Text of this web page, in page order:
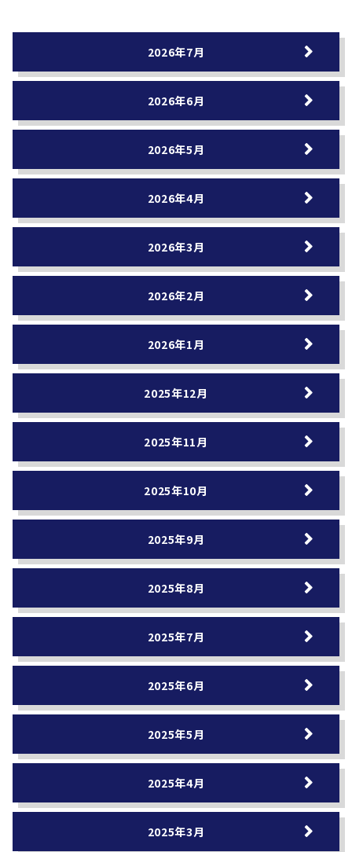
2026年7月
2026年6月
2026年5月
2026年4月
2026年3月
2026年2月
2026年1月
2025年12月
2025年11月
2025年10月
2025年9月
2025年8月
2025年7月
2025年6月
2025年5月
2025年4月
2025年3月